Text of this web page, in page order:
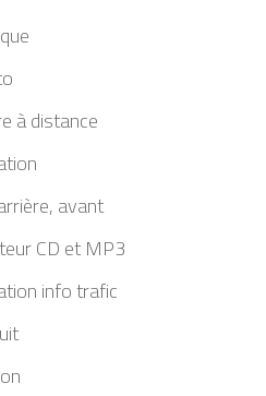
à distance
avant
CD et MP3
info trafic